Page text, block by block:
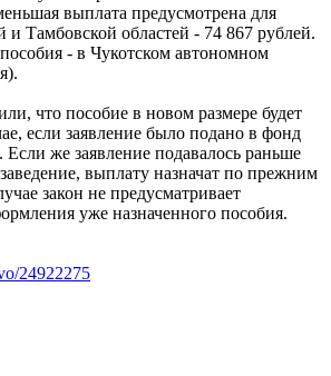
выплата предусмотрена для
Тамбовской областей - 74 867 рублей.
- в Чукотском автономном
что пособие в новом размере будет
если заявление было подано в фонд
Если же заявление подавалось раньше
выплату назначат по прежним
закон не предусматривает
уже назначенного пособия.
24922275